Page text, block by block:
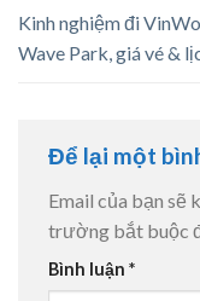
Kinh nghiệm đi
Wave Park, giá vé &
Để lại một
Email của bạn sẽ
trường bắt buộc
Bình luận *